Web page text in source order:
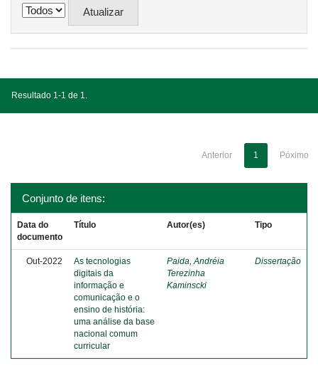
Resultado 1-1 de 1.
Anterior 1 Póximo
Conjunto de itens:
Data do
documento
Título Autor(es) Tipo
Out-2022
As tecnologias
digitais da
informação e
comunicação e o
ensino de história:
uma análise da base
nacional comum
curricular
Paida, Andréia
Terezinha
Kaminscki
Dissertação